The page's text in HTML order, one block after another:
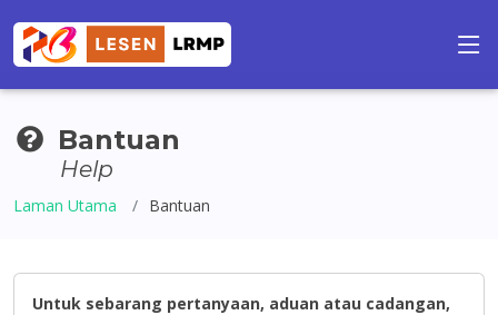
Bantuan
Help
Laman Utama Bantuan
Untuk sebarang pertanyaan, aduan atau cadangan,